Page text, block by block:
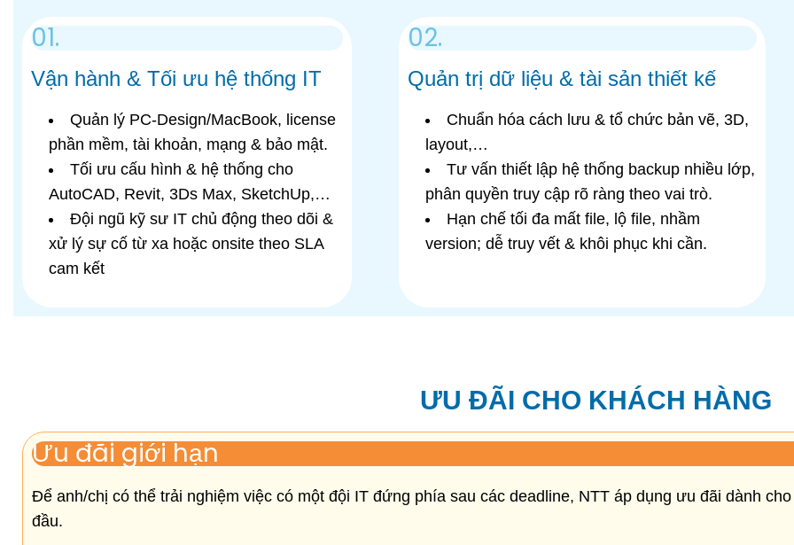
01.
Vận hành & Tối ưu hệ thống IT
Quản lý PC-Design/MacBook, license
phần mềm, tài khoản, mạng & bảo mật.
Tối ưu cấu hình & hệ thống cho
AutoCAD, Revit, 3Ds Max, SketchUp,…
Đội ngũ kỹ sư IT chủ động theo dõi &
xử lý sự cố từ xa hoặc onsite theo SLA
cam kết
02.
Quản trị dữ liệu & tài sản thiết kế
Chuẩn hóa cách lưu & tổ chức bản vẽ, 3D,
layout,…
Tư vấn thiết lập hệ thống backup nhiều lớp,
phân quyền truy cập rõ ràng theo vai trò.
Hạn chế tối đa mất file, lộ file, nhầm
version; dễ truy vết & khôi phục khi cần.
ƯU ĐÃI CHO KHÁCH HÀNG
Ưu đãi giới hạn
Để anh/chị có thể trải nghiệm việc có một đội IT đứng phía sau các deadline, NTT áp dụng ưu đãi dành
đầu.